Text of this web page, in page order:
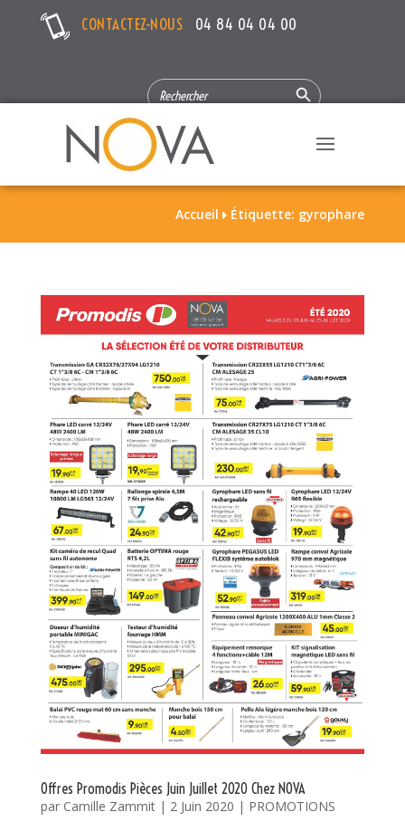
CONTACTEZ-NOUS 04 84 04 04 00
SEARCH
FOR:
Search Button
Accueil  Étiquette: gyrophare
Offres Promodis Pièces Juin Juillet 2020 Chez NOVA
par Camille Zammit| 2 Juin 2020 | PROMOTIONS